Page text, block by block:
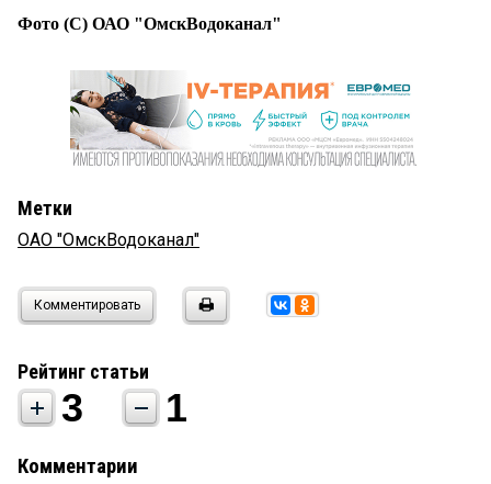
Фото (С) ОАО "ОмскВодоканал"
Метки
ОАО "ОмскВодоканал"
Комментировать
Рейтинг статьи
3 1
Комментарии